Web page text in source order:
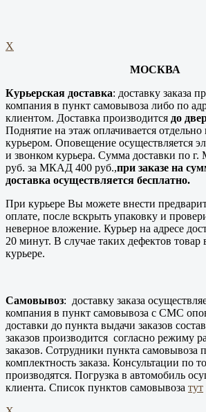
X
МОСКВА
Курьерская доставка: доставку заказа
компания в пункт самовывоза либо по
клиентом. Доставка производится до
Поднятие на этаж оплачивается
курьером. Оповещение осуществляется
и звонком курьера. Сумма доставки по г.
руб. за МКАД 400 руб.,при заказе на
доставка осуществляется бесплатно.
При курьере Вы можете внести
оплате, после вскрыть упаковку и
неверное вложение. Курьер на адресе
20 минут. В случае таких дефектов товар
курьере.
Самовывоз: доставку заказа
компания в пункт самовывоза с СМС
доставки до пункта выдачи заказов
заказов производится согласно режиму
заказов. Сотрудники пункта самовывоза
комплектность заказа. Консультации по
производятся. Погрузка в автомобиль
клиента. Список пунктов самовывоза тут